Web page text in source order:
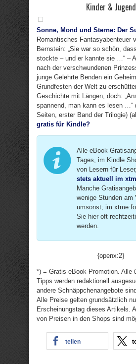
Kinder & Jugend
Sonne, Mond und Sterne: Der
Romantisches Fantasyabenteuer
Bernstein: „Sie war so schön,
stockte – und er kannte sie …“ –
nach der verschwundenen
junge Gelehrte Benden ein
Grundfesten der Welt zu
Geschichte mit Längen, doch:
spannend, man kann es lesen …“
Seiten, erster Band der Trilogie)
gratis für Kindle?
Alle eBook-
Tages, im Kindle
von Lesern für
stets aktuell im
Manche
wenige Stunden am
umsonst; im
Sie hier oft
werden.
{openx:2}
*) = Gratis-eBook Promotion. Alle
Tipps werden redaktionell
andere Schnäppchenangebote
Alle Preise gelten grundsätzlich
Erscheinungstag dieses Artikels.
von Preisen in den Shops sind
teilen